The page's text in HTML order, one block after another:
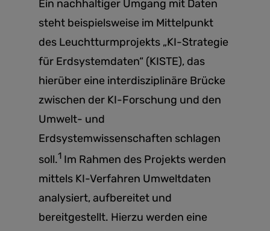
Ein nachhaltiger Umgang mit Daten
steht beispielsweise im Mittelpunkt
des Leuchtturmprojekts „KI-Strategie
für Erdsystemdaten“ (KISTE), das
hierüber eine interdisziplinäre Brücke
zwischen der KI-Forschung und den
Umwelt- und
Erdsystemwissenschaften schlagen
soll.1 Im Rahmen des Projekts werden
mittels KI-Verfahren Umweltdaten
analysiert, aufbereitet und
bereitgestellt. Hierzu werden eine